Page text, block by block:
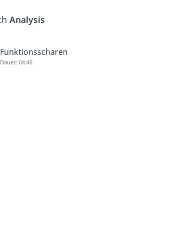
Analysis
Funktionsscharen
Dauer: 04:46